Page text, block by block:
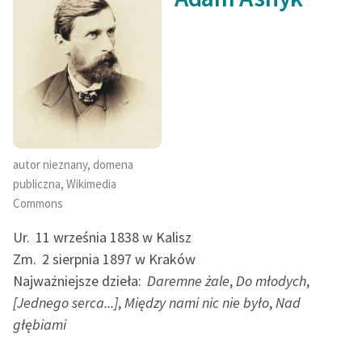
Ręce pełne poezji
Kolekcje edukacyjne
twórców przechodzących
do domeny publicznej,
lektur szkolnych oraz
Starego Testamentu
Odkurzamy bohaterów
Szkoła Poezji Wolnych
Lektur
O nas
Kontakt
O projekcie
Zespół
SCENA V
SCENA VI
SCENA VII
SCENA VIII
SCENA IX
SCENA X
SCENA XI I OSTATNIA
AKT TRZECI
SCENA I
SCENA III
SCENA IV
SCENA V
SCENA VI
SCENA VII
autor nieznany, domena
publiczna, Wikimedia
Commons
Ur. 11 września 1838 w Kalisz
Zm. 2 sierpnia 1897 w Kraków
Najważniejsze dzieła: Daremne żale,Do młodych,
[Jednego serca...],Między nami nic nie było,Nad
głębiami